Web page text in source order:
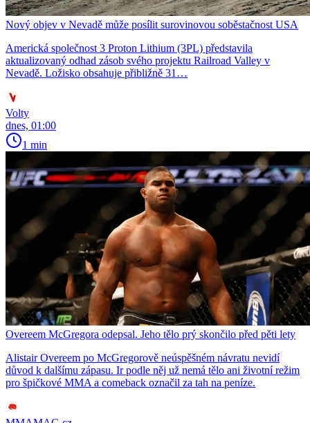
Nový objev v Nevadě může posílit surovinovou soběstačnost USA
Americká společnost 3 Proton Lithium (3PL) představila
aktualizovaný odhad zásob svého projektu Railroad Valley v
Nevadě. Ložisko obsahuje přibližně 31…
Volty
dnes, 01:00
1 min
Overeem McGregora odepsal. Jeho tělo prý skončilo před pěti lety
Alistair Overeem po McGregorově neúspěšném návratu nevidí
důvod k dalšímu zápasu. Ir podle něj už nemá tělo ani životní režim
pro špičkové MMA a comeback označil za tah na peníze.